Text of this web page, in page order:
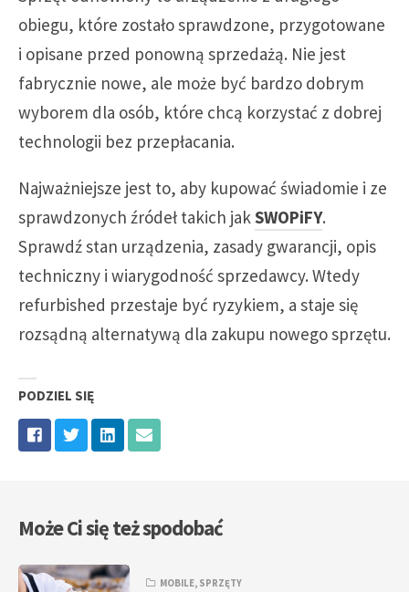
obiegu, które zostało sprawdzone, przygotowane
i opisane przed ponowną sprzedażą. Nie jest
fabrycznie nowe, ale może być bardzo dobrym
wyborem dla osób, które chcą korzystać z dobrej
technologii bez przepłacania.
Najważniejsze jest to, aby kupować świadomie i ze
sprawdzonych źródeł takich jakSWOPiFY.
Sprawdź stan urządzenia, zasady gwarancji, opis
techniczny i wiarygodność sprzedawcy. Wtedy
refurbished przestaje być ryzykiem, a staje się
rozsądną alternatywą dla zakupu nowego sprzętu.
PODZIEL SIĘ
Może Ci się też spodobać
MOBILE, SPRZĘTY